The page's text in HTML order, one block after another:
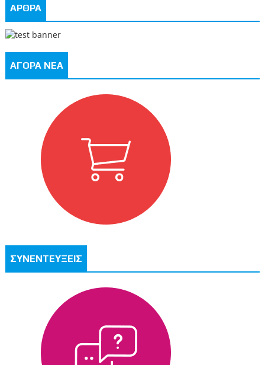
ΑΡΘΡΑ
ΑΓΟΡΑ ΝΕΑ
ΣΥΝΕΝΤΕΥΞΕΙΣ